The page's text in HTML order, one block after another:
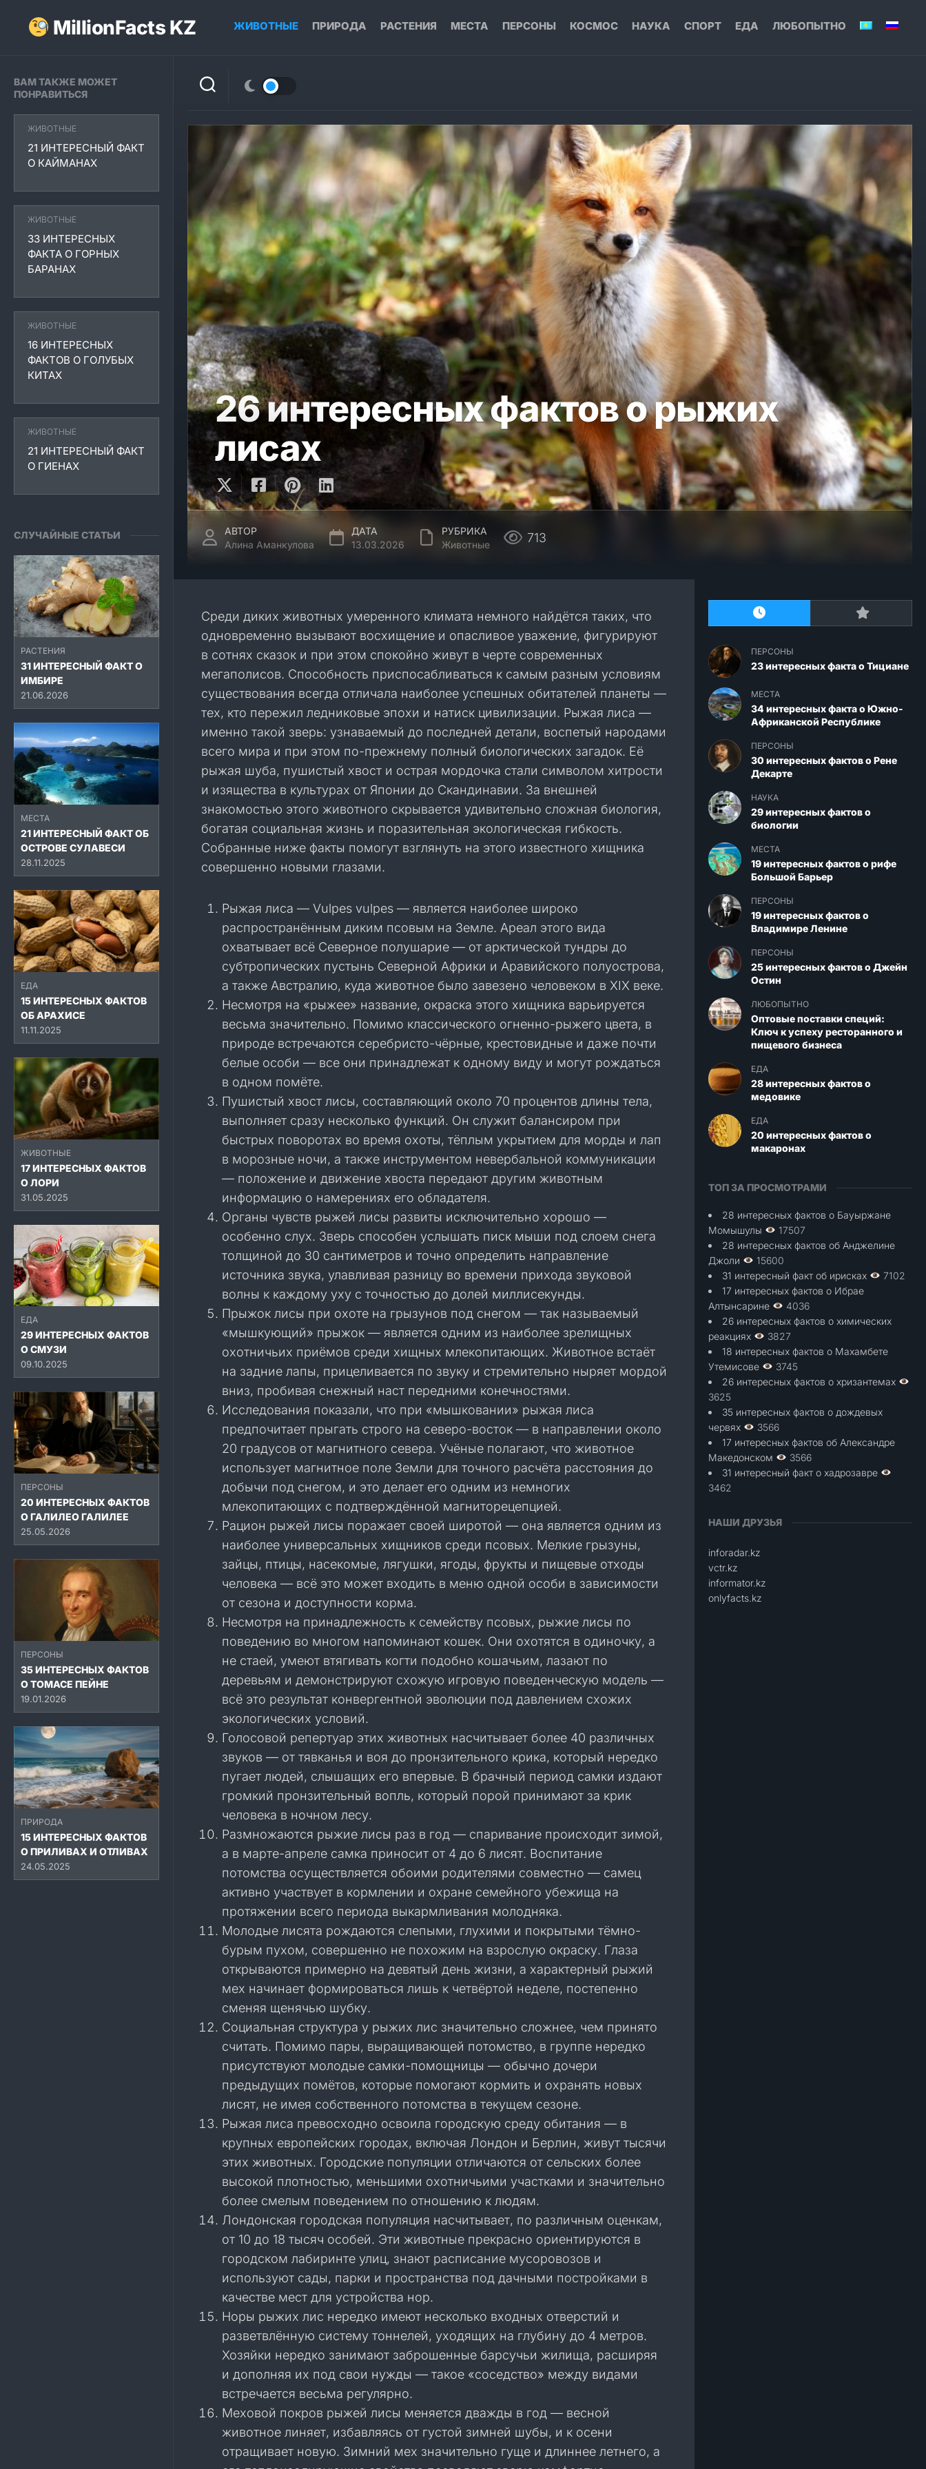
содержаниюMillionFacts KZ ЖИВОТНЫЕ ПРИРОДА РАСТЕНИЯ МЕСТА ПЕРСОНЫ КОСМОС НАУКА СПОРТ ЕДА ЛЮБОПЫТНО
ВАМ ТАКЖЕ МОЖЕТ
ПОНРАВИТЬСЯ
ЖИВОТНЫЕ
21 ИНТЕРЕСНЫЙ ФАКТ
О КАЙМАНАХ
ЖИВОТНЫЕ
33 ИНТЕРЕСНЫХ
ФАКТА О ГОРНЫХ
БАРАНАХ
ЖИВОТНЫЕ
16 ИНТЕРЕСНЫХ
ФАКТОВ О ГОЛУБЫХ
КИТАХ
ЖИВОТНЫЕ
21 ИНТЕРЕСНЫЙ ФАКТ
О ГИЕНАХ
СЛУЧАЙНЫЕ СТАТЬИ
РАСТЕНИЯ
31 ИНТЕРЕСНЫЙ ФАКТ О
ИМБИРЕ
21.06.2026
МЕСТА
21 ИНТЕРЕСНЫЙ ФАКТ ОБ
ОСТРОВЕ СУЛАВЕСИ
28.11.2025
ЕДА
15 ИНТЕРЕСНЫХ ФАКТОВ
ОБ АРАХИСЕ
11.11.2025
ЖИВОТНЫЕ
17 ИНТЕРЕСНЫХ ФАКТОВ
О ЛОРИ
31.05.2025
ЕДА
29 ИНТЕРЕСНЫХ ФАКТОВ
О СМУЗИ
09.10.2025
ПЕРСОНЫ
20 ИНТЕРЕСНЫХ ФАКТОВ
О ГАЛИЛЕО ГАЛИЛЕЕ
25.05.2026
ПЕРСОНЫ
35 ИНТЕРЕСНЫХ ФАКТОВ
О ТОМАСЕ ПЕЙНЕ
19.01.2026
ПРИРОДА
15 ИНТЕРЕСНЫХ ФАКТОВ
О ПРИЛИВАХ И ОТЛИВАХ
24.05.2025
26 интересных фактов о рыжих
лисах
АВТОР
Алина Аманкулова
ДАТА
13.03.2026
РУБРИКА
Животные
713
Среди диких животных умеренного климата немного найдётся таких, что
одновременно вызывают восхищение и опасливое уважение, фигурируют
в сотнях сказок и при этом спокойно живут в черте современных
мегаполисов. Способность приспосабливаться к самым разным условиям
существования всегда отличала наиболее успешных обитателей планеты —
тех, кто пережил ледниковые эпохи и натиск цивилизации. Рыжая лиса —
именно такой зверь: узнаваемый до последней детали, воспетый народами
всего мира и при этом по-прежнему полный биологических загадок. Её
рыжая шуба, пушистый хвост и острая мордочка стали символом хитрости
и изящества в культурах от Японии до Скандинавии. За внешней
знакомостью этого животного скрывается удивительно сложная биология,
богатая социальная жизнь и поразительная экологическая гибкость.
Собранные ниже факты помогут взглянуть на этого известного хищника
совершенно новыми глазами.
Рыжая лиса — Vulpes vulpes — является наиболее широко
распространённым диким псовым на Земле. Ареал этого вида
охватывает всё Северное полушарие — от арктической тундры до
субтропических пустынь Северной Африки и Аравийского полуострова,
а также Австралию, куда животное было завезено человеком в XIX веке.
Несмотря на «рыжее» название, окраска этого хищника варьируется
весьма значительно. Помимо классического огненно-рыжего цвета, в
природе встречаются серебристо-чёрные, крестовидные и даже почти
белые особи — все они принадлежат к одному виду и могут рождаться
в одном помёте.
Пушистый хвост лисы, составляющий около 70 процентов длины тела,
выполняет сразу несколько функций. Он служит балансиром при
быстрых поворотах во время охоты, тёплым укрытием для морды и лап
в морозные ночи, а также инструментом невербальной коммуникации
— положение и движение хвоста передают другим животным
информацию о намерениях его обладателя.
Органы чувств рыжей лисы развиты исключительно хорошо —
особенно слух. Зверь способен услышать писк мыши под слоем снега
толщиной до 30 сантиметров и точно определить направление
источника звука, улавливая разницу во времени прихода звуковой
волны к каждому уху с точностью до долей миллисекунды.
Прыжок лисы при охоте на грызунов под снегом — так называемый
«мышкующий» прыжок — является одним из наиболее зрелищных
охотничьих приёмов среди хищных млекопитающих. Животное встаёт
на задние лапы, прицеливается по звуку и стремительно ныряет мордой
вниз, пробивая снежный наст передними конечностями.
Исследования показали, что при «мышковании» рыжая лиса
предпочитает прыгать строго на северо-восток — в направлении около
20 градусов от магнитного севера. Учёные полагают, что животное
использует магнитное поле Земли для точного расчёта расстояния до
добычи под снегом, и это делает его одним из немногих
млекопитающих с подтверждённой магниторецепцией.
Рацион рыжей лисы поражает своей широтой — она является одним из
наиболее универсальных хищников среди псовых. Мелкие грызуны,
зайцы, птицы, насекомые, лягушки, ягоды, фрукты и пищевые отходы
человека — всё это может входить в меню одной особи в зависимости
от сезона и доступности корма.
Несмотря на принадлежность к семейству псовых, рыжие лисы по
поведению во многом напоминают кошек. Они охотятся в одиночку, а
не стаей, умеют втягивать когти подобно кошачьим, лазают по
деревьям и демонстрируют схожую игровую поведенческую модель —
всё это результат конвергентной эволюции под давлением схожих
экологических условий.
Голосовой репертуар этих животных насчитывает более 40 различных
звуков — от тявканья и воя до пронзительного крика, который нередко
пугает людей, слышащих его впервые. В брачный период самки издают
громкий пронзительный вопль, который порой принимают за крик
человека в ночном лесу.
Размножаются рыжие лисы раз в год — спаривание происходит зимой,
а в марте-апреле самка приносит от 4 до 6 лисят. Воспитание
потомства осуществляется обоими родителями совместно — самец
активно участвует в кормлении и охране семейного убежища на
протяжении всего периода выкармливания молодняка.
Молодые лисята рождаются слепыми, глухими и покрытыми тёмно-
бурым пухом, совершенно не похожим на взрослую окраску. Глаза
открываются примерно на девятый день жизни, а характерный рыжий
мех начинает формироваться лишь к четвёртой неделе, постепенно
сменяя щенячью шубку.
Социальная структура у рыжих лис значительно сложнее, чем принято
считать. Помимо пары, выращивающей потомство, в группе нередко
присутствуют молодые самки-помощницы — обычно дочери
предыдущих помётов, которые помогают кормить и охранять новых
лисят, не имея собственного потомства в текущем сезоне.
Рыжая лиса превосходно освоила городскую среду обитания — в
крупных европейских городах, включая Лондон и Берлин, живут тысячи
этих животных. Городские популяции отличаются от сельских более
высокой плотностью, меньшими охотничьими участками и значительно
более смелым поведением по отношению к людям.
Лондонская городская популяция насчитывает, по различным оценкам,
от 10 до 18 тысяч особей. Эти животные прекрасно ориентируются в
городском лабиринте улиц, знают расписание мусоровозов и
используют сады, парки и пространства под дачными постройками в
качестве мест для устройства нор.
Норы рыжих лис нередко имеют несколько входных отверстий и
разветвлённую систему тоннелей, уходящих на глубину до 4 метров.
Хозяйки нередко занимают заброшенные барсучьи жилища, расширяя
и дополняя их под свои нужды — такое «соседство» между видами
встречается весьма регулярно.
Меховой покров рыжей лисы меняется дважды в год — весной
животное линяет, избавляясь от густой зимней шубы, и к осени
отращивает новую. Зимний мех значительно гуще и длиннее летнего, а
ПЕРСОНЫ
23 интересных факта о Тициане
МЕСТА
34 интересных факта о Южно-
Африканской Республике
ПЕРСОНЫ
30 интересных фактов о Рене
Декарте
НАУКА
29 интересных фактов о
биологии
МЕСТА
19 интересных фактов о рифе
Большой Барьер
ПЕРСОНЫ
19 интересных фактов о
Владимире Ленине
ПЕРСОНЫ
25 интересных фактов о Джейн
Остин
ЛЮБОПЫТНО
Оптовые поставки специй:
Ключ к успеху ресторанного и
пищевого бизнеса
ЕДА
28 интересных фактов о
медовике
ЕДА
20 интересных фактов о
макаронах
ТОП ЗА ПРОСМОТРАМИ
28 интересных фактов о Бауыржане
Момышулы
17507
28 интересных фактов об Анджелине
Джоли
15600
31 интересный факт об ирисках
7102
17 интересных фактов о Ибрае
Алтынсарине
4036
26 интересных фактов о химических
реакциях
3827
18 интересных фактов о Махамбете
Утемисове
3745
26 интересных фактов о хризантемах
3625
35 интересных фактов о дождевых
червях
3566
17 интересных фактов об Александре
Македонском
3566
31 интересный факт о хадрозавре
3462
НАШИ ДРУЗЬЯ
inforadar.kz
vctr.kz
informator.kz
onlyfacts.kz